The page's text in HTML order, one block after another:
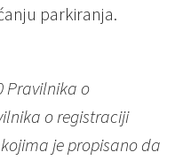
parkiranja.
Pravilnika o
o registraciji
je propisano da